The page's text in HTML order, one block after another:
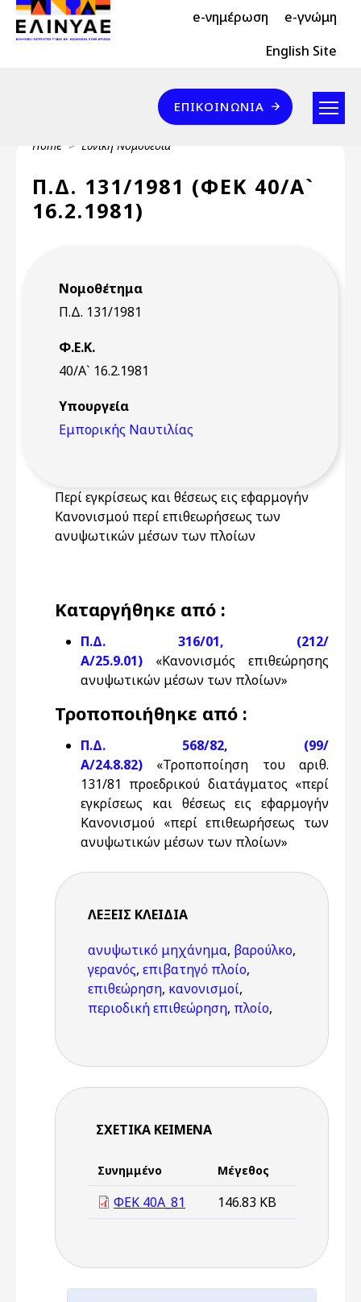
Skip to main content
Header Top 2 e-νημέρωση e-γνώμη
Header Top English Site
Επικοινωνία
ΕΠΙΚΟΙΝΩΝΊΑ
Breadcrumb
Home Εθνική Νομοθεσία
Π.Δ. 131/1981 (ΦΕΚ 40/Α`
16.2.1981)
Νομοθέτημα
Π.Δ. 131/1981
Φ.Ε.Κ.
40/Α` 16.2.1981
Υπουργεία
Εμπορικής Ναυτιλίας
Περί εγκρίσεως και θέσεως εις εφαρμογήν
Κανονισμού περί επιθεωρήσεως των
ανυψωτικών μέσων των πλοίων
Καταργήθηκε από :
Π.Δ. 316/01, (212/
Α/25.9.01) «Κανονισμός επιθεώρησης
ανυψωτικών μέσων των πλοίων»
Τροποποιήθηκε από :
Π.Δ. 568/82, (99/
Α/24.8.82) «Τροποποίηση του αριθ.
131/81 προεδρικού διατάγματος «περί
εγκρίσεως και θέσεως εις εφαρμογήν
Κανονισμού «περί επιθεωρήσεως των
ανυψωτικών μέσων των πλοίων»
ΛΈΞΕΙΣ KΛΕΙΔΙΆ
ανυψωτικό μηχάνημα, βαρούλκο,
γερανός, επιβατηγό πλοίο,
επιθεώρηση, κανονισμοί,
περιοδική επιθεώρηση, πλοίο,
ΣΧΕΤΙΚΆ ΚΕΊΜΕΝΑ
Συνημμένο Μέγεθος
ΦΕΚ 40Α_81 146.83 KB